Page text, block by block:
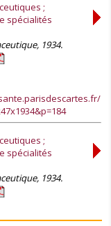
;
spécialités
1934.
;
spécialités
1934.